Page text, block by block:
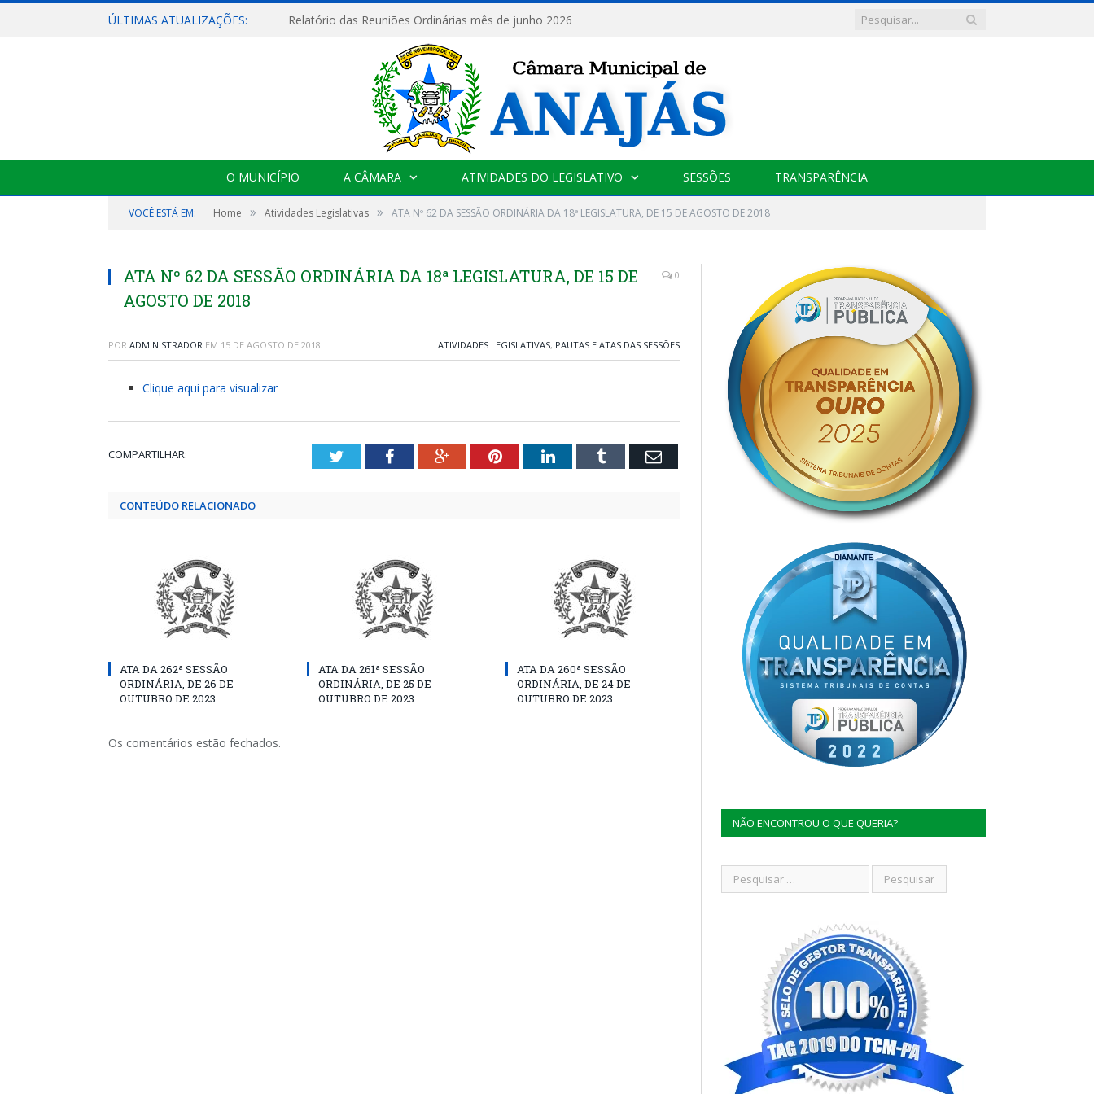
ÚLTIMAS ATUALIZAÇÕES: Relatório das Reuniões Ordinárias mês de junho 2026
O MUNICÍPIO A CÂMARA ATIVIDADES DO LEGISLATIVO SESSÕES TRANSPARÊNCIA
VOCÊ ESTÁ EM: Home » Atividades Legislativas » ATA Nº 62 DA SESSÃO ORDINÁRIA DA 18ª LEGISLATURA, DE 15 DE AGOSTO DE 2018
ATA Nº 62 DA SESSÃO ORDINÁRIA DA 18ª LEGISLATURA, DE 15 DE
AGOSTO DE 2018
0
POR ADMINISTRADOR EM 15 DE AGOSTO DE 2018 ATIVIDADES LEGISLATIVAS, PAUTAS E ATAS DAS SESSÕES
Clique aqui para visualizar
COMPARTILHAR: TwitterFacebookGoogle+PinterestLinkedInTumblr Email
CONTEÚDO RELACIONADO
ATA DA 262ª SESSÃO
ORDINÁRIA, DE 26 DE
OUTUBRO DE 2023
ATA DA 261ª SESSÃO
ORDINÁRIA, DE 25 DE
OUTUBRO DE 2023
ATA DA 260ª SESSÃO
ORDINÁRIA, DE 24 DE
OUTUBRO DE 2023
Os comentários estão fechados.
NÃO ENCONTROU O QUE QUERIA?